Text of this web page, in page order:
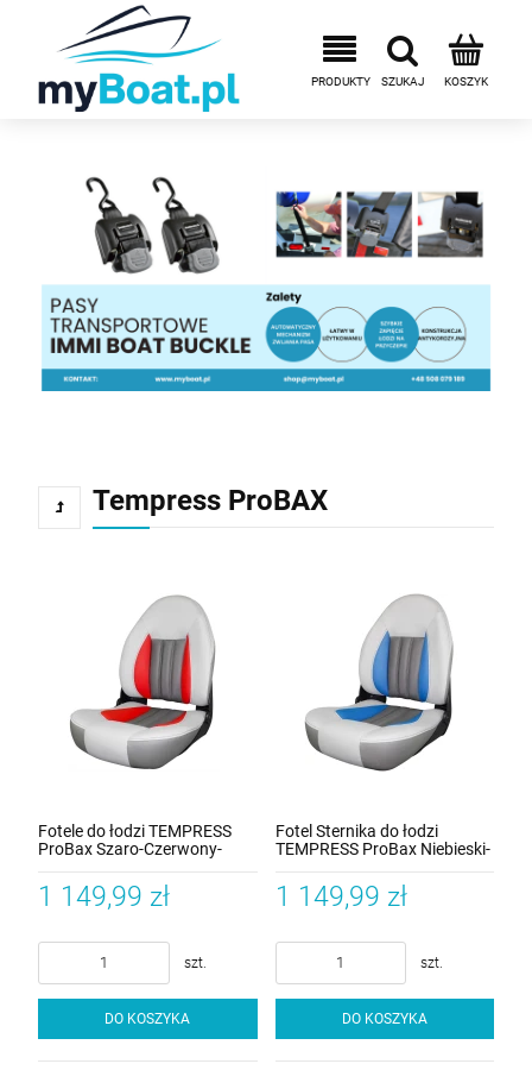
Tempress ProBAX
Fotele do łodzi TEMPRESS
ProBax Szaro-Czerwony-
1 149,99 zł
szt.
DO KOSZYKA
Fotel Sternika do łodzi
TEMPRESS ProBax Niebieski-
1 149,99 zł
szt.
DO KOSZYKA